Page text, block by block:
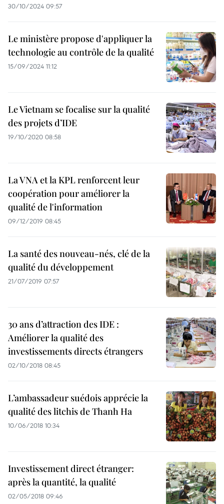
30/10/2024 09:57
Le ministère propose d'appliquer la
technologie au contrôle de la qualité
15/09/2024 11:12
Le Vietnam se focalise sur la qualité
des projets d’IDE
19/10/2020 08:58
La VNA et la KPL renforcent leur
coopération pour améliorer la
qualité de l'information
09/12/2019 08:45
La santé des nouveau-nés, clé de la
qualité du développement
21/07/2019 07:57
30 ans d’attraction des IDE :
Améliorer la qualité des
investissements directs étrangers ​
02/10/2018 08:45
L’ambassadeur suédois apprécie la
qualité des litchis de Thanh Ha
10/06/2018 10:34
Investissement direct étranger:
après la quantité, la qualité
02/05/2018 09:46